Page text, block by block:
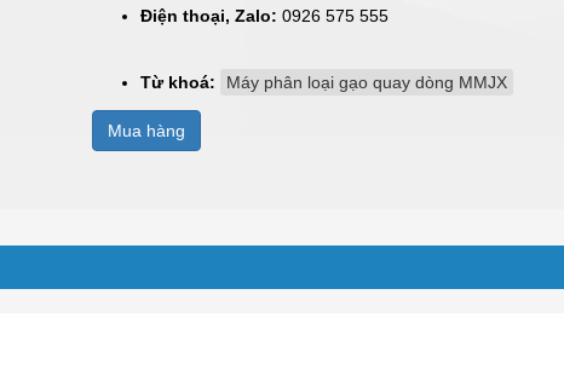
Điện thoại, Zalo: 0926 575 555
Từ khoá: Máy phân loại gạo quay dòng MMJX
Mua hàng